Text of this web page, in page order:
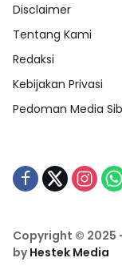
Disclaimer
Tentang Kami
Redaksi
Kebijakan Privasi
Pedoman Media
Copyright © 2025
byHestek Media